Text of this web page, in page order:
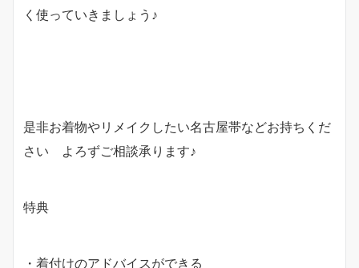
く使っていきましょう♪
是非お着物やリメイクしたい名古屋帯などお持ちくだ
さい よろずご相談承ります♪
特典
・着付けのアドバイスができる